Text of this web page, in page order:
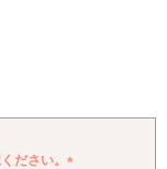
ださい。